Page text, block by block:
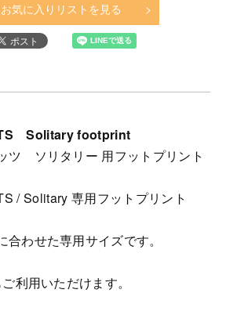
お気に入りリストを見る
Solitary footprint
ツ ソリタリー 用フットプリント
/ Solitary 専用フットプリント
わせた専用サイズです。
利用いただけます。